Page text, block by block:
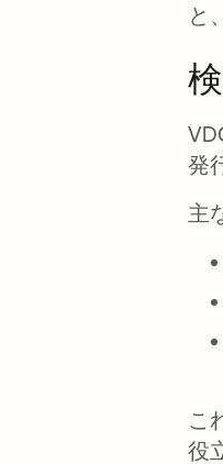
と
発
主
こ
役